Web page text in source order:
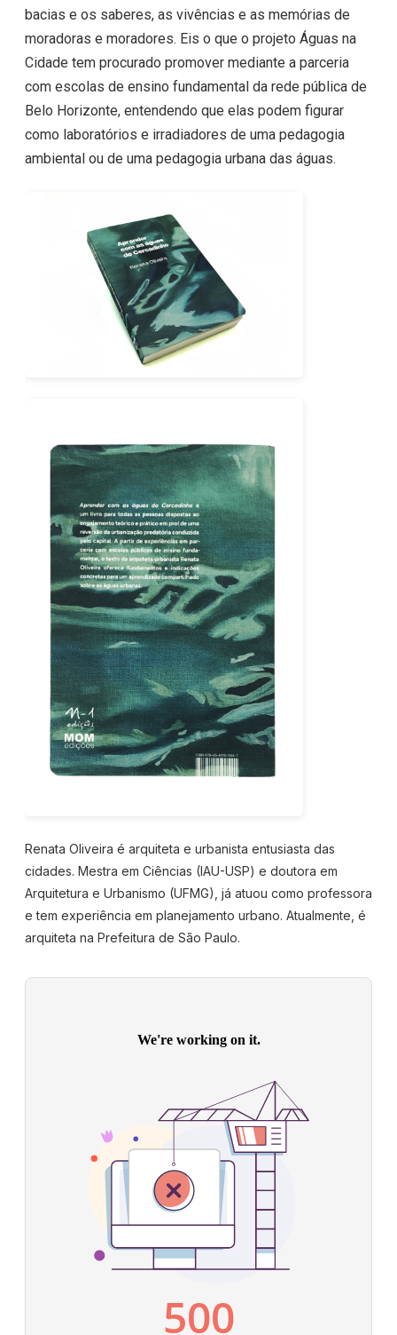
bacias e os saberes, as vivências e as memórias de
moradoras e moradores. Eis o que o projeto Águas na
Cidade tem procurado promover mediante a parceria
com escolas de ensino fundamental da rede pública de
Belo Horizonte, entendendo que elas podem figurar
como laboratórios e irradiadores de uma pedagogia
ambiental ou de uma pedagogia urbana das águas.
Renata Oliveira é arquiteta e urbanista entusiasta das
cidades. Mestra em Ciências (IAU-USP) e doutora em
Arquitetura e Urbanismo (UFMG), já atuou como professora
e tem experiência em planejamento urbano. Atualmente, é
arquiteta na Prefeitura de São Paulo.